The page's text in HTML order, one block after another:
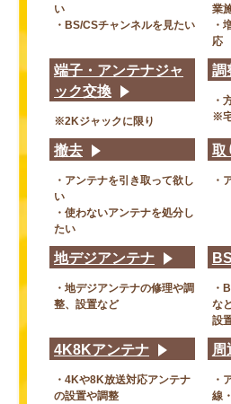
い
・BS/CSチャンネルを見たい
業
・
応
端子・アンテナジャ
ック交換
※2Kジャックに限り
調
・
※
撤去
・アンテナを引き取って欲し
い
・使わないアンテナを処分し
たい
取
・
地デジアンテナ
・地デジアンテナの修理や調
整、設置など
・
な
設
4K8Kアンテナ
・4Kや8K放送対応アンテナ
の設置や調整
周
・
線